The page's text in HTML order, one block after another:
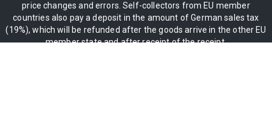
price changes and errors. Self-collectors from EU member
countries also pay a deposit in the amount of German sales tax
(19%), which will be refunded after the goods arrive in the other EU
member state and after receipt of the receipt.